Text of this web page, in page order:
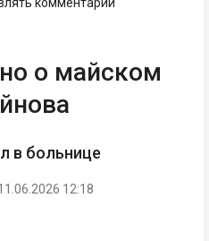
о майском
в больнице
12:18